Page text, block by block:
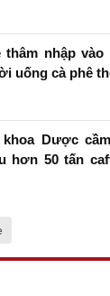
thâm nhập
uống cà phê
Dược
hơn 50 tấn